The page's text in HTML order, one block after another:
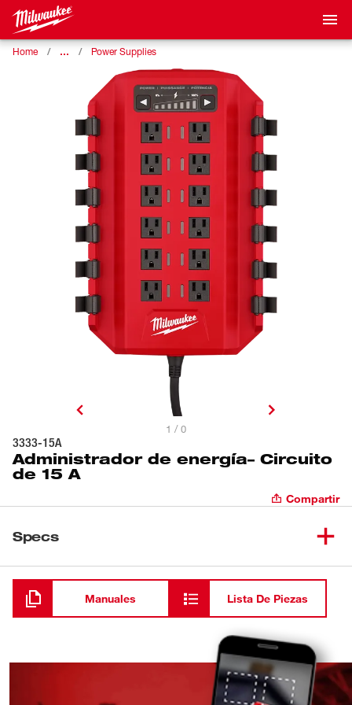
Home … Power Supplies
1 / 0
3333-15A
Administrador de energía– Circuito
de 15 A
Compartir
Specs
Cargando
Manuales Lista De Piezas